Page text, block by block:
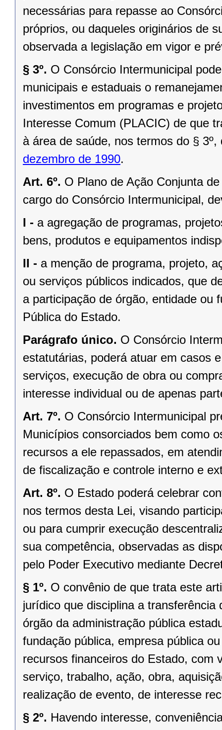
necessárias para repasse ao
próprios, ou daqueles originários de
observada a legislação em vigor e
§ 3º. O Consórcio Intermunicipal
municipais e estaduais o
investimentos em programas e
Interesse Comum (PLACIC) de que
à área de saúde, nos termos do §
dezembro de 1990.
Art. 6º. O Plano de Ação Conjunta
cargo do Consórcio Intermunicipal,
I - a agregação de programas,
bens, produtos e equipamentos
II - a menção de programa, projeto,
ou serviços públicos indicados, que
a participação de órgão, entidade ou
Pública do Estado.
Parágrafo único. O Consórcio
estatutárias, poderá atuar em casos
serviços, execução de obra ou
interesse individual ou de apenas
Art. 7º. O Consórcio Intermunicipal
Municípios consorciados bem como
recursos a ele repassados, em
de fiscalização e controle interno e
Art. 8º. O Estado poderá celebrar
nos termos desta Lei, visando
ou para cumprir execução
sua competência, observadas as
pelo Poder Executivo mediante
§ 1º. O convênio de que trata este
jurídico que disciplina a
órgão da administração pública
fundação pública, empresa pública
recursos financeiros do Estado, com
serviço, trabalho, ação, obra,
realização de evento, de interesse
§ 2º. Havendo interesse,